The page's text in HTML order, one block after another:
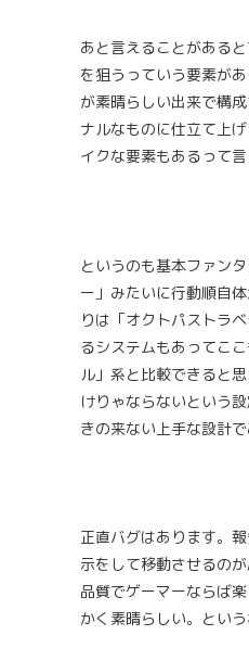
あと言えることがある
を狙うっていう要素が
が素晴らしい出来で構
ナルなものに仕立て上
イクな要素もあるって
というのも基本ファン
ー」みたいに行動順自
りは「オクトパストラ
るシステムもあってこ
ル」系と比較できると
けりゃならないという
きの来ない上手な設計で
正直バグはあります。
示をして移動させるの
品質でゲーマーならば
かく素晴らしい。とい